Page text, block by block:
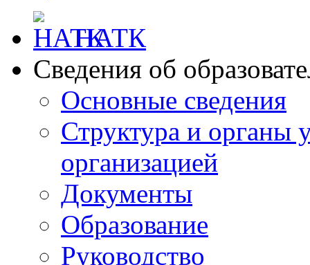
НАТК
Сведения об
Основные сведения
Структура и органы
организацией
Документы
Образование
Руководство